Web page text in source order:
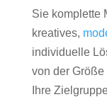
Sie komplette
kreatives,
individuelle
von der
Ihre